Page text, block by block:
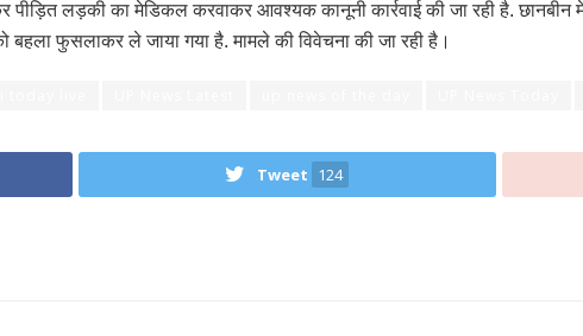
लड़की का मेडिकल करवाकर आवश्यक कानूनी कार्रवाई की जा रही है.
बहला फुसलाकर ले जाया गया है. मामले की विवेचना की जा रही है।
Tweet 124